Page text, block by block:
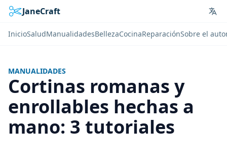
JaneCraft
InicioSaludManualidadesBellezaCocinaReparaciónSobre el
MANUALIDADES
Cortinas romanas y
enrollables hechas a
mano: 3 tutoriales